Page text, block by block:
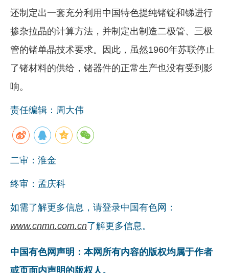
还制定出一套充分利用中国特色提纯锗锭和锑进行
掺杂拉晶的计算方法，并制定出制造二极管、三极
管的锗单晶技术要求。因此，虽然1960年苏联停止
了锗材料的供给，锗器件的正常生产也没有受到影
响。
责任编辑：周大伟
二审：淮金
终审：孟庆科
如需了解更多信息，请登录中国有色网：
www.cnmn.com.cn了解更多信息。
中国有色网声明：本网所有内容的版权均属于作者
或页面内声明的版权人。